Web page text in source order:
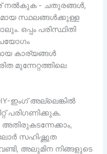
നൽകുക - ചതുരങ്ങൾ,
സ്ഥലങ്ങൾക്കുള്ള
ഒപ്പം പരിസ്ഥിതി
കാര്യങ്ങൾ
മുന്നേറ്റത്തിലെ
ഇംഗ് അല്ലെങ്കിൽ
പരിഗണിക്കുക.
സഹിഷ്ണുത
അലുമിന നിങ്ങളുടെ